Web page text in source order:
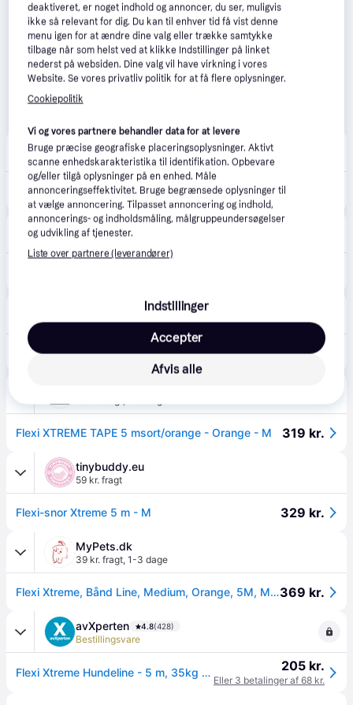
Zooplus
29 kr. fragt,2-4 dage
flexi Xtreme båndline orange, 5 m - M: op til 35 kg 223 kr.
Eller 3 betalinger af 74 kr.
Brekz
49 kr. fragt,5-8 dage
Fjeldgaard Shop
29 kr. fragt,1-3 dage
Flexi Xtreme rulleline - bånd - Medium 5 meter - hunde op til 35 kg. / Orange 299 kr.
Flexi XTREME TAPE 5 msort/orange - Orange - M 319 kr.
tinybuddy.eu
59 kr. fragt
Flexi-snor Xtreme 5 m - M 329 kr.
MyPets.dk
39 kr. fragt, 1-3 dage
Flexi Xtreme, Bånd Line, Medium, Orange, 5M, Max 35kg369 kr.
avXperten 4.8(428)
Bestillingsvare
Flexi Xtreme Hundeline - 5 m, 35kg - Orange 205 kr.
Eller 3 betalinger af 68 kr.
deaktiveret, er noget indhold og annoncer, du ser, muligvis
ikke så relevant for dig. Du kan til enhver tid få vist denne
menu igen for at ændre dine valg eller trække samtykke
tilbage når som helst ved at klikke Indstillinger på linket
nederst på websiden. Dine valg vil have virkning i vores
Website. Se vores privatliv politik for at få flere oplysninger.
Cookiepolitik
Vi og vores partnere behandler data for at levere
Bruge præcise geografiske placeringsoplysninger. Aktivt
scanne enhedskarakteristika til identifikation. Opbevare
og/eller tilgå oplysninger på en enhed. Måle
annonceringseffektivitet. Bruge begrænsede oplysninger til
at vælge annoncering. Tilpasset annoncering og indhold,
annoncerings- og indholdsmåling, målgruppeundersøgelser
og udvikling af tjenester.
Liste over partnere (leverandører)
Indstillinger
Afvis alle
Accepter